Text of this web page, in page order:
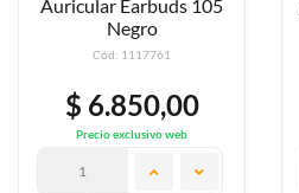
Auricular Earbuds 105
Negro
Cód: 1117761
$ 6.850,00
Precio exclusivo web